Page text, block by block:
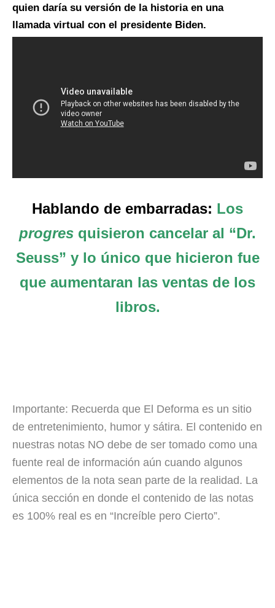
quien daría su versión de la historia en una
llamada virtual con el presidente Biden.
Hablando de embarradas: Los
progres quisieron cancelar al “Dr.
Seuss” y lo único que hicieron fue
que aumentaran las ventas de los
libros.
Importante: Recuerda que El Deforma es un sitio
de entretenimiento, humor y sátira. El contenido en
nuestras notas NO debe de ser tomado como una
fuente real de información aún cuando algunos
elementos de la nota sean parte de la realidad. La
única sección en donde el contenido de las notas
es 100% real es en “Increíble pero Cierto”.